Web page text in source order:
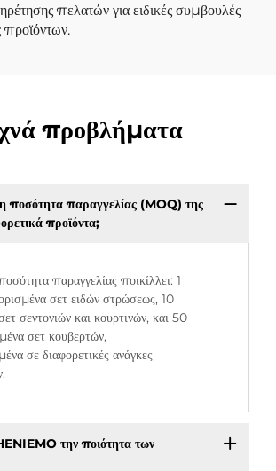
πελατών για ειδικές συμβουλές
προϊόντων.
προβλήματα
ποσότητα παραγγελίας (MOQ) της
προϊόντα;
παραγγελίας ποικίλλει: 1
σετ ειδών στρώσεως, 10
σεντονιών και κουρτινών, και 50
σετ κουβερτών,
σε διαφορετικές ανάγκες
την ποιότητα των